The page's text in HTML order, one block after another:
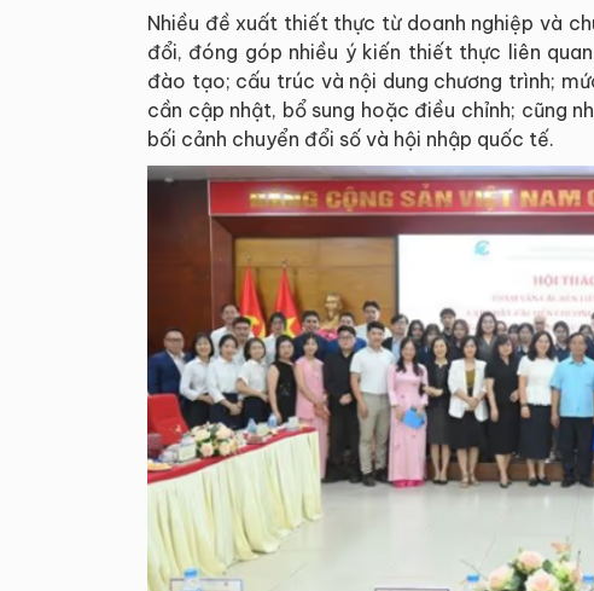
Nhiều đề xuất thiết thực từ doanh nghiệp và
đổi, đóng góp nhiều ý kiến thiết thực liên
đào tạo; cấu trúc và nội dung chương trình;
cần cập nhật, bổ sung hoặc điều chỉnh; cũng
bối cảnh chuyển đổi số và hội nhập quốc tế.